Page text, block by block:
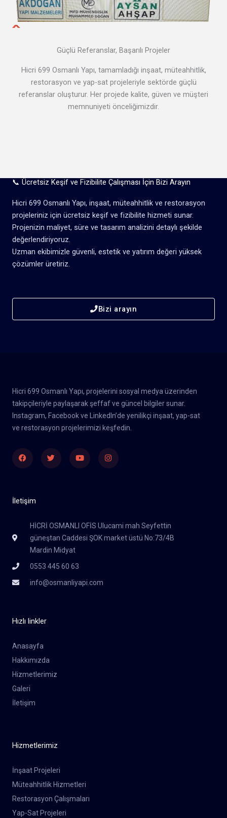
Güçlü Referanslar, Başarılı Projeler
Hicri 699 Osmanlı Yapı, tamamladığı inşaat, müteahhitlik,
restorasyon ve yap-sat projeleriyle sektörde güçlü
referanslar oluşturur. Her projede kalite, güven ve müşteri
memnuniyeti önceliğimizdir.
📞 Ücretsiz Keşif ve Fizibilite Çalışması İçin Bizi Arayın
Hicri 699 Osmanlı Yapı, inşaat, müteahhitlik ve restorasyon
projeleriniz için ücretsiz keşif ve fizibilite hizmeti sunar.
Projenizin maliyet, süre ve tasarım analizini detaylı şekilde
değerlendiriyoruz.
Uzman ekibimizle güvenli, estetik ve yatırım değeri yüksek
çözümler üretiriz.
Bizi arayın
Hicri 699 Osmanlı Yapı, projelerini sosyal medya üzerinden
takipçileriyle paylaşarak şeffaf ve güncel bilgiler sunar.
Instagram, Facebook ve LinkedIn’de yenilikçi inşaat, yap-sat
ve restorasyon projelerimizi keşfedin.
FacebookTwitter YoutubeInstagram
İletişim
HİCRİ OSMANLI OFİS Ulucami mah Seyfettin
güneştan Caddesi ŞOK market üstü No:73/4B
Mardin Midyat
0553 445 60 63
info@osmanliyapi.com
Hızlı linkler
Anasayfa
Hakkımızda
Hizmetlerimiz
Galeri
İletişim
Hizmetlerimiz
İnşaat Projeleri
Müteahhitlik Hizmetleri
Restorasyon Çalışmaları
Yap-Sat Projeleri